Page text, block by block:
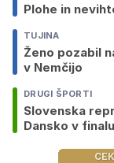
Plohe in
TUJINA
Ženo pozabil
v Nemčijo
DRUGI ŠPORTI
Slovenska
Dansko v